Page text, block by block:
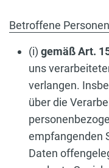
Betroffene
(i) gemäß Art.
uns
verlangen.
über die
empfangenden
Daten